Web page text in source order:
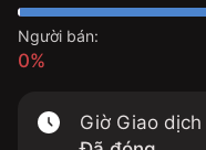
Người bán:
0%
Giờ Giao